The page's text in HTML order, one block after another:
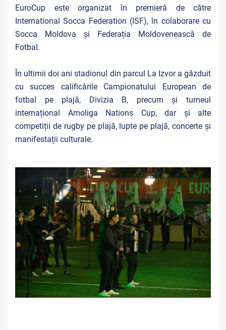
EuroCup este organizat în premieră de către
International Socca Federation (ISF), în colaborare cu
Socca Moldova și Federația Moldovenească de
Fotbal.
În ultimii doi ani stadionul din parcul La Izvor a găzduit
cu succes calificările Campionatului European de
fotbal pe plajă, Divizia B, precum și turneul
internațional Amoliga Nations Cup, dar și alte
competiții de rugby pe plajă, lupte pe plajă, concerte și
manifestații culturale.